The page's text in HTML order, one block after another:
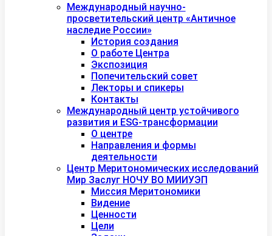
Международный научно-
просветительский центр «Античное
наследие России»
История создания
О работе Центра
Экспозиция
Попечительский совет
Лекторы и спикеры
Контакты
Международный центр устойчивого
развития и ESG-трансформации
О центре
Направления и формы
деятельности
Центр Меритономических исследований
Мир Заслуг НОЧУ ВО МИИУЭП
Миссия Меритономики
Видение
Ценности
Цели